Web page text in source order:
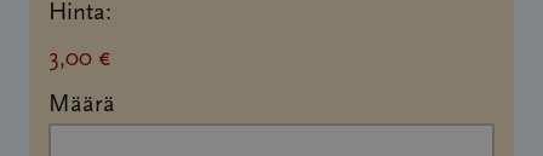
Hinta:
3,00 €
Määrä